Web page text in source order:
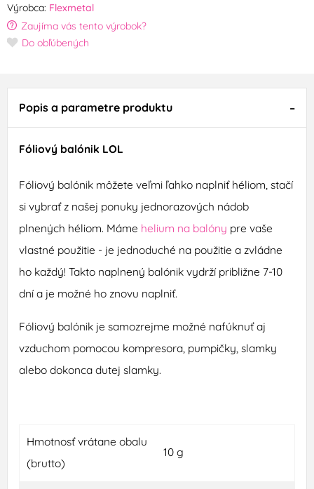
Výrobca: Flexmetal
Zaujíma vás tento výrobok?
Do obľúbených
Popis a parametre produktu
Fóliový balónik LOL
Fóliový balónik môžete veľmi ľahko naplniť héliom, stačí
si vybrať z našej ponuky jednorazových nádob
plnených héliom. Máme helium na balóny pre vaše
vlastné použitie - je jednoduché na použitie a zvládne
ho každý! Takto naplnený balónik vydrží približne 7-10
dní a je možné ho znovu naplniť.
Fóliový balónik je samozrejme možné nafúknuť aj
vzduchom pomocou kompresora, pumpičky, slamky
alebo dokonca dutej slamky.
Hmotnosť vrátane obalu
(brutto)
10 g